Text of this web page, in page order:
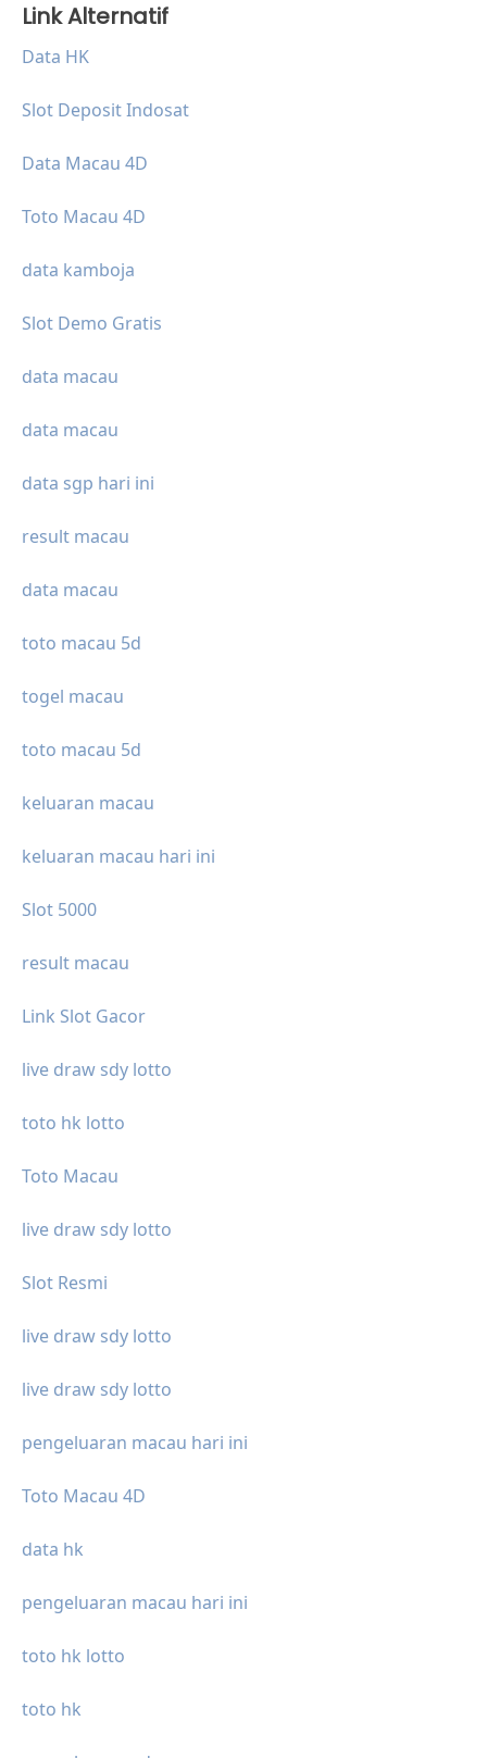
Link Alternatif
Data HK
Slot Deposit Indosat
Data Macau 4D
Toto Macau 4D
data kamboja
Slot Demo Gratis
data macau
data macau
data sgp hari ini
result macau
data macau
toto macau 5d
togel macau
toto macau 5d
keluaran macau
keluaran macau hari ini
Slot 5000
result macau
Link Slot Gacor
live draw sdy lotto
toto hk lotto
Toto Macau
live draw sdy lotto
Slot Resmi
live draw sdy lotto
live draw sdy lotto
pengeluaran macau hari ini
Toto Macau 4D
data hk
pengeluaran macau hari ini
toto hk lotto
toto hk